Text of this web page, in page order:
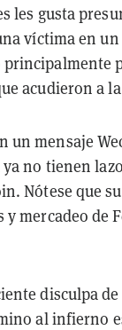
les gusta
víctima en un
acudieron a
un mensaje
no tienen
Nótese que
y mercadeo de
disculpa
al infierno